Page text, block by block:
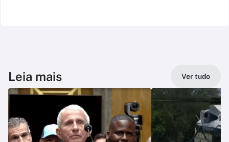
Leia mais Ver tudo